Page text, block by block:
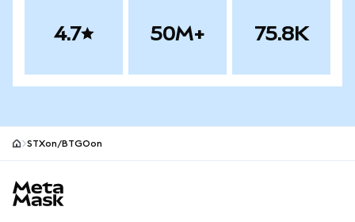
4.7 50M+ 75.8K
STXon/BTGOon